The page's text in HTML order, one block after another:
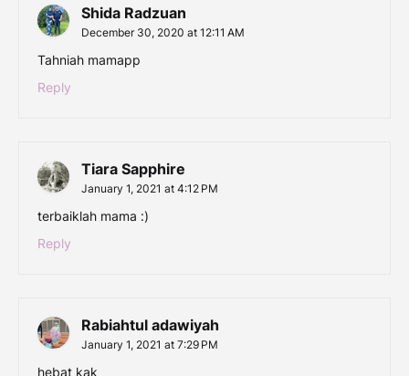
Shida Radzuan
December 30, 2020 at 12:11 AM
Tahniah mamapp
Reply
Tiara Sapphire
January 1, 2021 at 4:12 PM
terbaiklah mama :)
Reply
Rabiahtul adawiyah
January 1, 2021 at 7:29 PM
hebat kak